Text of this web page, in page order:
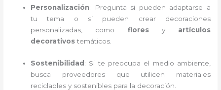
Personalización: Pregunta si pueden adaptarse a
tu tema o si pueden crear decoraciones
personalizadas, como floresy artículos
decorativostemáticos.
Sostenibilidad : Si te preocupa el medio ambiente,
busca proveedores que utilicen materiales
reciclables y sostenibles para la decoración.